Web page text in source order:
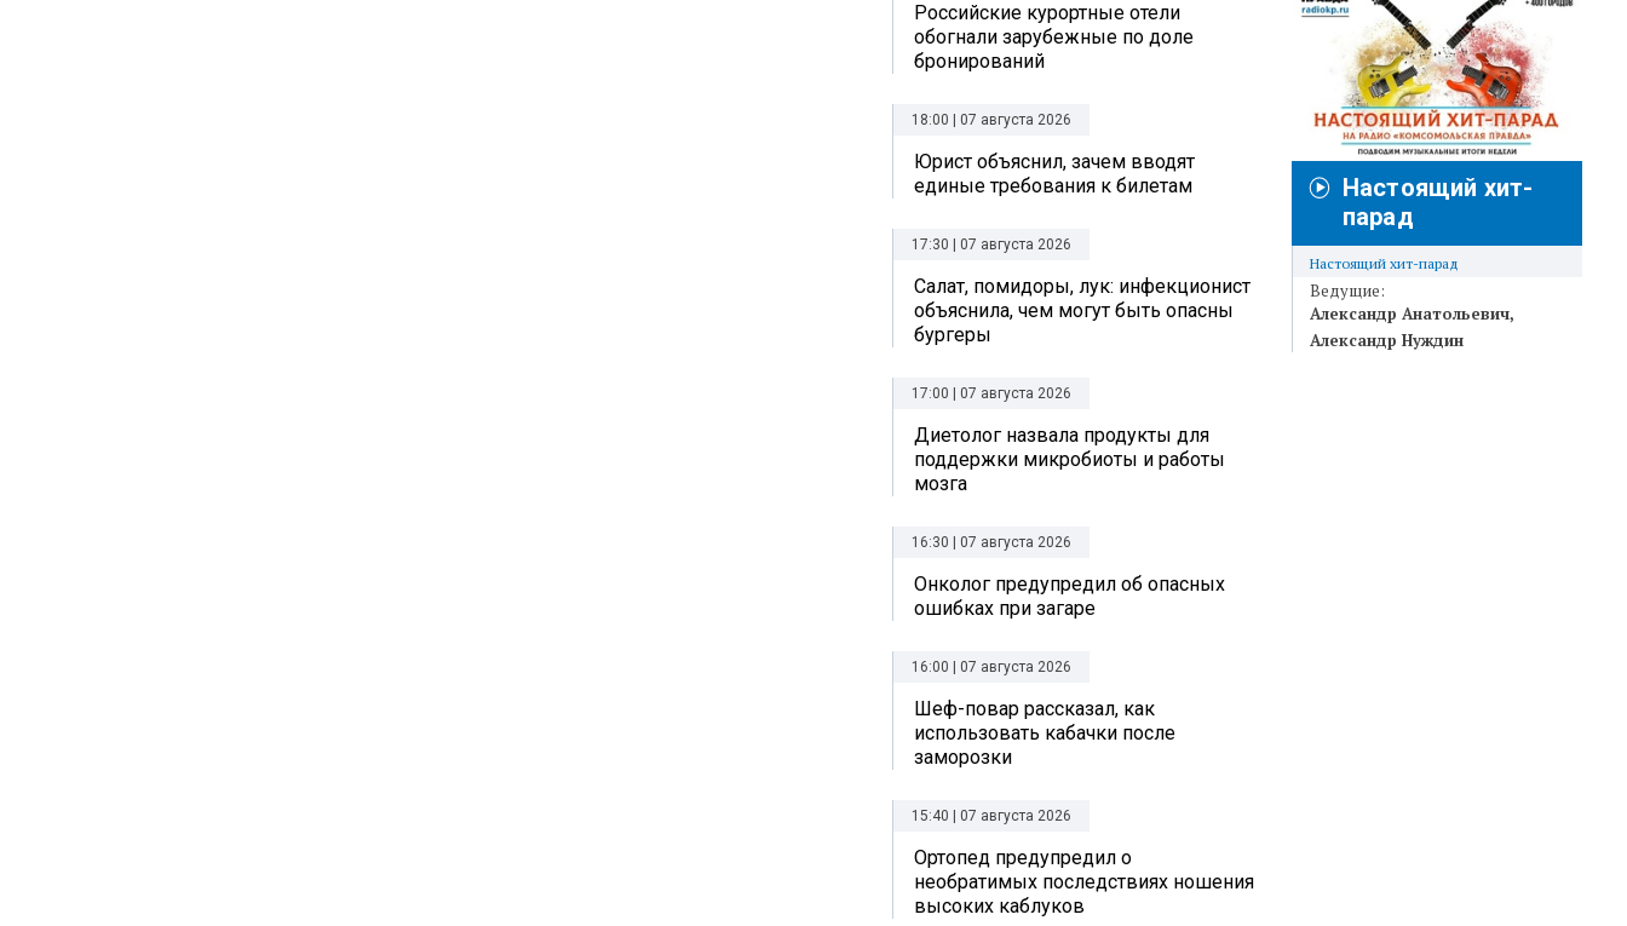
Российские курортные отели
обогнали зарубежные по доле
бронирований
18:00 | 07 августа 2026
Юрист объяснил, зачем вводят
единые требования к билетам
17:30 | 07 августа 2026
Салат, помидоры, лук: инфекционист
объяснила, чем могут быть опасны
бургеры
17:00 | 07 августа 2026
Диетолог назвала продукты для
поддержки микробиоты и работы
мозга
16:30 | 07 августа 2026
Онколог предупредил об опасных
ошибках при загаре
16:00 | 07 августа 2026
Шеф-повар рассказал, как
использовать кабачки после
заморозки
15:40 | 07 августа 2026
Ортопед предупредил о
необратимых последствиях ношения
высоких каблуков
Настоящий хит-
парад
Настоящий хит-парад
Ведущие:
Александр Анатольевич
Александр Нуждин